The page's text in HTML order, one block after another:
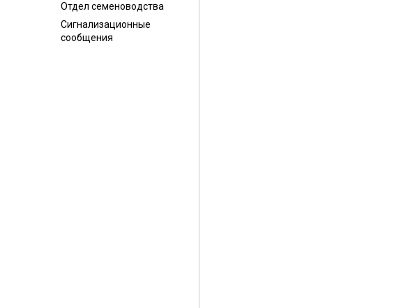
Отдел семеноводства
Сигнализационные
сообщения